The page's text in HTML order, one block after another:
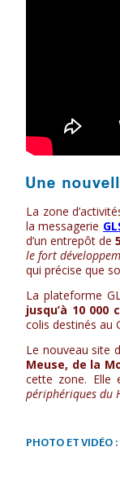
Une
La zone
la messagerie
d’un entrepôt de
le fort
qui précise que
La plateforme
jusqu’à 10 000
colis destinés au
Le nouveau site
Meuse, de la
cette zone. Elle
périphériques du
PHOTO ET VIDÉO